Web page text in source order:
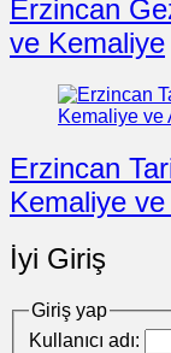
Erzincan
ve Kemaliye
Erzincan
Kemaliye ve
İyi Giriş
Giriş yap
Kullanıcı adı: